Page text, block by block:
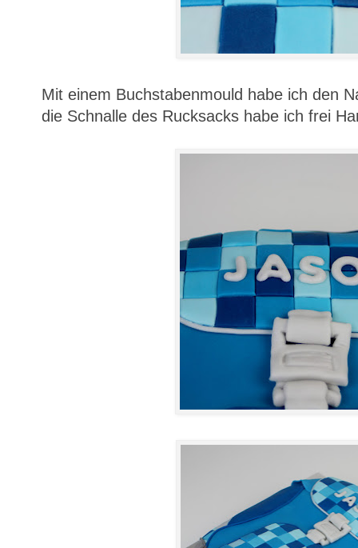
Mit einem Buchstabenmould habe ich den
die Schnalle des Rucksacks habe ich frei